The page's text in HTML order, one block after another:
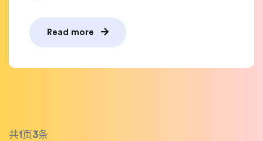
Read more
共1 页3条